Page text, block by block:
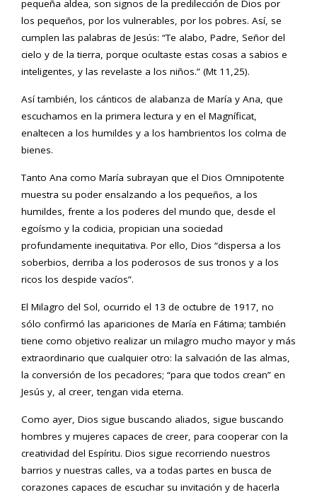
pequeña aldea, son signos de la predilección de Dios por
los pequeños, por los vulnerables, por los pobres. Así, se
cumplen las palabras de Jesús: “Te alabo, Padre, Señor del
cielo y de la tierra, porque ocultaste estas cosas a sabios e
inteligentes, y las revelaste a los niños.” (Mt 11,25).
Así también, los cánticos de alabanza de María y Ana, que
escuchamos en la primera lectura y en el Magníficat,
enaltecen a los humildes y a los hambrientos los colma de
bienes.
Tanto Ana como María subrayan que el Dios Omnipotente
muestra su poder ensalzando a los pequeños, a los
humildes, frente a los poderes del mundo que, desde el
egoísmo y la codicia, propician una sociedad
profundamente inequitativa. Por ello, Dios “dispersa a los
soberbios, derriba a los poderosos de sus tronos y a los
ricos los despide vacíos”.
El Milagro del Sol, ocurrido el 13 de octubre de 1917, no
sólo confirmó las apariciones de María en Fátima; también
tiene como objetivo realizar un milagro mucho mayor y más
extraordinario que cualquier otro: la salvación de las almas,
la conversión de los pecadores; “para que todos crean” en
Jesús y, al creer, tengan vida eterna.
Como ayer, Dios sigue buscando aliados, sigue buscando
hombres y mujeres capaces de creer, para cooperar con la
creatividad del Espíritu. Dios sigue recorriendo nuestros
barrios y nuestras calles, va a todas partes en busca de
corazones capaces de escuchar su invitación y de hacerla